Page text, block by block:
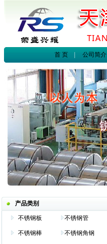
首 页 |公司简介
产品类别
不锈钢板 不锈钢管
不锈钢棒 不锈钢角钢